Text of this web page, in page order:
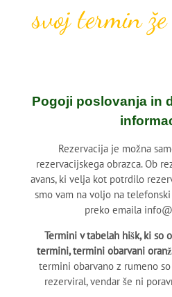
svoj termin
Pogoji poslovanja in
Rezervacija je možna
rezervacijskega obrazca. Ob
avans, ki velja kot potrdilo
smo vam na voljo na
preko emaila
Termini v tabelah hišk, ki so
termini, termini obarvani
termini obarvano z rumeno
rezerviral, vendar še ni